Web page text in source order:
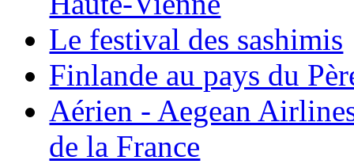
Le festival des sashimis
Finlande au pays du
Aérien - Aegean
de la France